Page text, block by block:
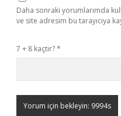
Daha sonraki yorumlarımda
ve site adresim bu tarayıcıya
7 + 8 kaçtır?*